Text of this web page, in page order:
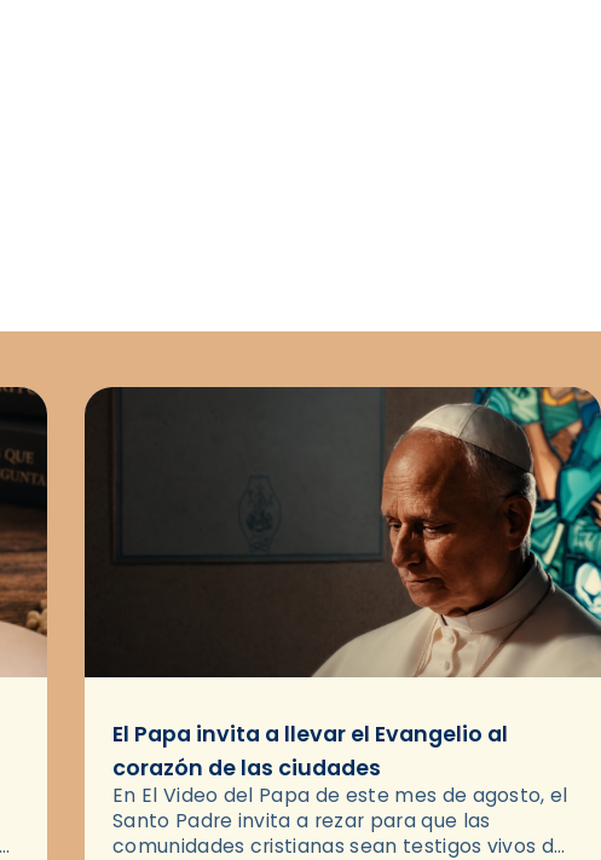
El Papa invita a llevar el Evangelio al
corazón de las ciudades
En El Video del Papa de este mes de agosto, el
Santo Padre invita a rezar para que las
comunidades cristianas sean testigos vivos del